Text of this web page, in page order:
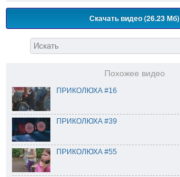
Скачать видео (26.23 Мб)
Похожее видео
ПРИКОЛЮХА #16
ПРИКОЛЮХА #39
ПРИКОЛЮХА #55